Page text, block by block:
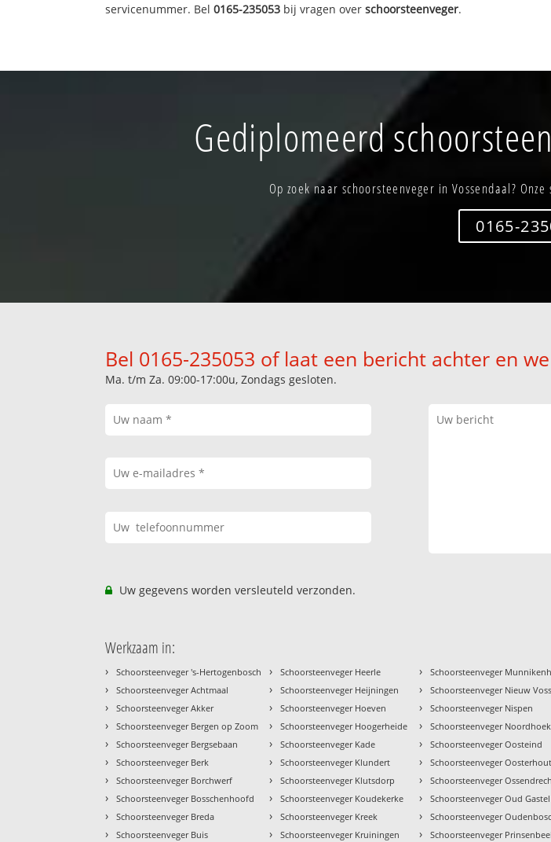
servicenummer. Bel0165-235053 bij vragen overschoorsteenveger.
Gediplomeerd
Op zoek naar schoorsteenveger in Vossendaal?
0165-
Bel 0165-235053 of laat een bericht achter en
Ma. t/m Za. 09:00-17:00u, Zondags gesloten.
Uw gegevens worden versleuteld verzonden.
Werkzaam in:
› Schoorsteenveger 's-Hertogenbosch
› Schoorsteenveger Achtmaal
› Schoorsteenveger Akker
› Schoorsteenveger Bergen op Zoom
› Schoorsteenveger Bergsebaan
› Schoorsteenveger Berk
› Schoorsteenveger Borchwerf
› Schoorsteenveger Bosschenhoofd
› Schoorsteenveger Breda
› Schoorsteenveger Buis
› Schoorsteenveger Heerle
› Schoorsteenveger Heijningen
› Schoorsteenveger Hoeven
› Schoorsteenveger Hoogerheide
› Schoorsteenveger Kade
› Schoorsteenveger Klundert
› Schoorsteenveger Klutsdorp
› Schoorsteenveger Koudekerke
› Schoorsteenveger Kreek
› Schoorsteenveger Kruiningen
› Schoorsteenveger
› Schoorsteenveger Nieuw
› Schoorsteenveger Nispen
› Schoorsteenveger Noordhoek
› Schoorsteenveger Oosteind
› Schoorsteenveger Oosterhout
› Schoorsteenveger
› Schoorsteenveger Oud Gastel
› Schoorsteenveger
› Schoorsteenveger